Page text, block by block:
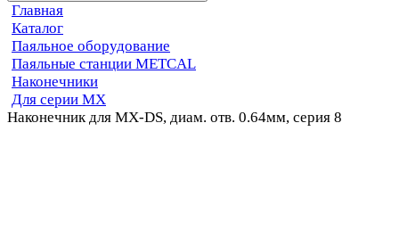
Главная
Каталог
Паяльное оборудование
Паяльные станции METCAL
Наконечники
Для серии MX
Наконечник для MX-DS, диам. отв. 0.64мм, серия 8